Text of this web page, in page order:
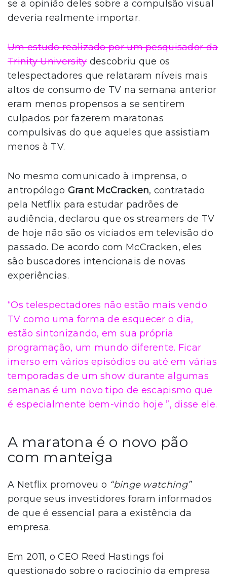
se a opinião deles sobre a compulsão visual
deveria realmente importar.
Um estudo realizado por um pesquisador da
Trinity Universitydescobriu que os
telespectadores que relataram níveis mais
altos de consumo de TV na semana anterior
eram menos propensos a se sentirem
culpados por fazerem maratonas
compulsivas do que aqueles que assistiam
menos à TV.
No mesmo comunicado à imprensa, o
antropólogo Grant McCracken, contratado
pela Netflix para estudar padrões de
audiência, declarou que os streamers de TV
de hoje não são os viciados em televisão do
passado. De acordo com McCracken, eles
são buscadores intencionais de novas
experiências.
“Os telespectadores não estão mais vendo
TV como uma forma de esquecer o dia,
estão sintonizando, em sua própria
programação, um mundo diferente. Ficar
imerso em vários episódios ou até em várias
temporadas de um show durante algumas
semanas é um novo tipo de escapismo que
é especialmente bem-vindo hoje ”, disse ele.
A maratona é o novo pão
com manteiga
A Netflix promoveu o “binge watching”
porque seus investidores foram informados
de que é essencial para a existência da
empresa.
Em 2011, o CEO Reed Hastings foi
questionado sobre o raciocínio da empresa